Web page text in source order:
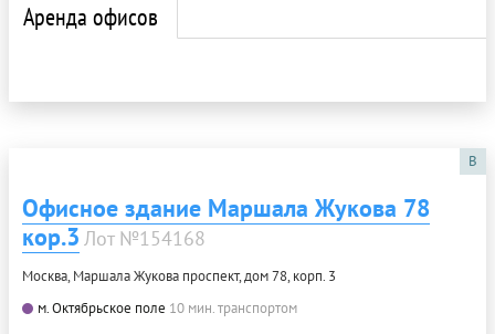
Аренда офисов
B
Офисное здание Маршала Жукова 78
кор.3 Лот №154168
Москва, Маршала Жукова проспект, дом 78, корп. 3
м. Октябрьское поле 10 мин. транспортом